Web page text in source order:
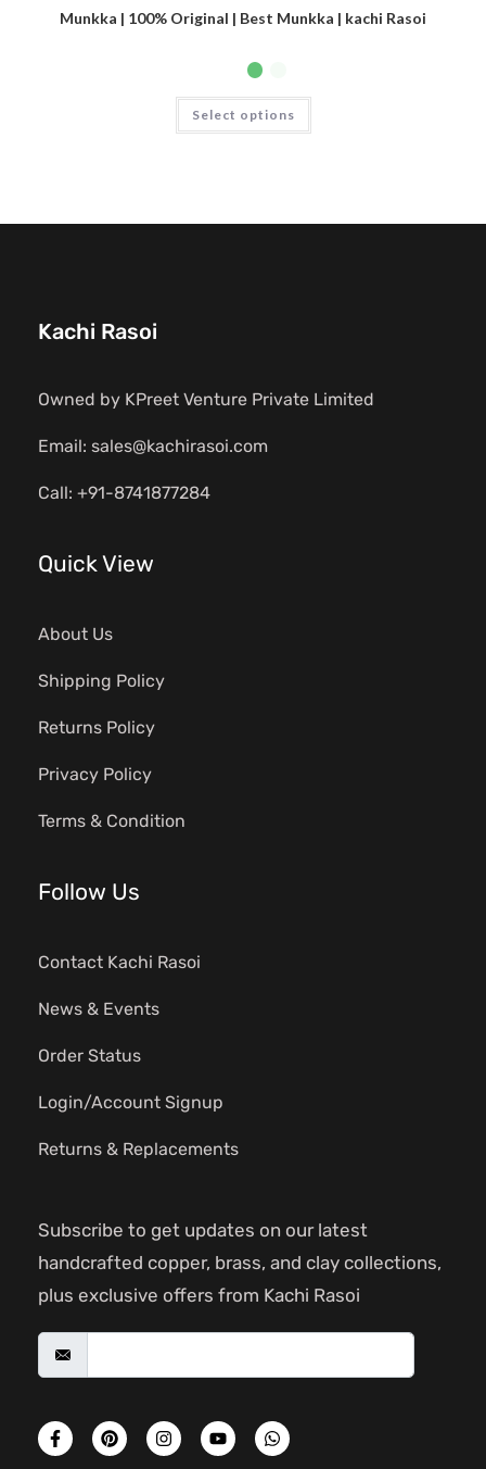
Munkka | 100% Original | Best Munkka | kachi Rasoi
Select options
Kachi Rasoi
Owned by KPreet Venture Private Limited
Email: sales@kachirasoi.com
Call: +91-8741877284
Quick View
About Us
Shipping Policy
Returns Policy
Privacy Policy
Terms & Condition
Follow Us
Contact Kachi Rasoi
News & Events
Order Status
Login/Account Signup
Returns & Replacements
Subscribe to get updates on our latest
handcrafted copper, brass, and clay collections,
plus exclusive offers from Kachi Rasoi